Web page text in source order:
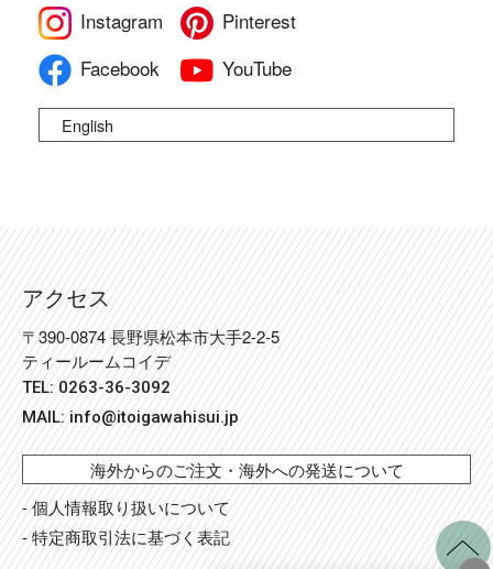
Instagram
Pinterest
Facebook
YouTube
English
アクセス
〒390-0874 長野県松本市大手2-2-5
ティールームコイデ
TEL: 0263-36-3092
MAIL:info@itoigawahisui.jp
海外からのご注文・海外への発送について
- 個人情報取り扱いについて
- 特定商取引法に基づく表記